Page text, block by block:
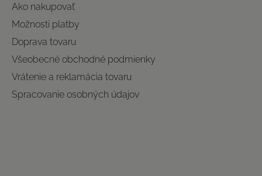
Ako nakupovať
Možnosti platby
Doprava tovaru
Všeobecné obchodné podmienky
Vrátenie a reklamácia tovaru
Spracovanie osobných údajov